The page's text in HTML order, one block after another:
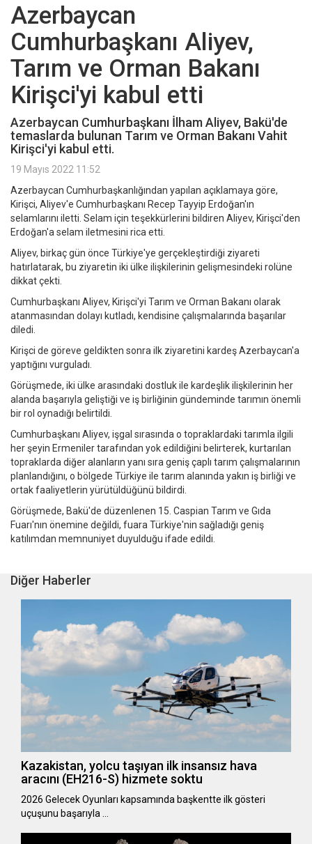
Azerbaycan
Cumhurbaşkanı Aliyev,
Tarım ve Orman Bakanı
Kirişci'yi kabul etti
Azerbaycan Cumhurbaşkanı İlham Aliyev, Bakü'de
temaslarda bulunan Tarım ve Orman Bakanı Vahit
Kirişci'yi kabul etti.
19 Mayıs 2022 11:52
Azerbaycan Cumhurbaşkanlığından yapılan açıklamaya göre,
Kirişci, Aliyev'e Cumhurbaşkanı Recep Tayyip Erdoğan'ın
selamlarını iletti. Selam için teşekkürlerini bildiren Aliyev, Kirişci'den
Erdoğan'a selam iletmesini rica etti.
Aliyev, birkaç gün önce Türkiye'ye gerçekleştirdiği ziyareti
hatırlatarak, bu ziyaretin iki ülke ilişkilerinin gelişmesindeki rolüne
dikkat çekti.
Cumhurbaşkanı Aliyev, Kirişci'yi Tarım ve Orman Bakanı olarak
atanmasından dolayı kutladı, kendisine çalışmalarında başarılar
diledi.
Kirişci de göreve geldikten sonra ilk ziyaretini kardeş Azerbaycan'a
yaptığını vurguladı.
Görüşmede, iki ülke arasındaki dostluk ile kardeşlik ilişkilerinin her
alanda başarıyla geliştiği ve iş birliğinin gündeminde tarımın önemli
bir rol oynadığı belirtildi.
Cumhurbaşkanı Aliyev, işgal sırasında o topraklardaki tarımla ilgili
her şeyin Ermeniler tarafından yok edildiğini belirterek, kurtarılan
topraklarda diğer alanların yanı sıra geniş çaplı tarım çalışmalarının
planlandığını, o bölgede Türkiye ile tarım alanında yakın iş birliği ve
ortak faaliyetlerin yürütüldüğünü bildirdi.
Görüşmede, Bakü'de düzenlenen 15. Caspian Tarım ve Gıda
Fuarı'nın önemine değildi, fuara Türkiye'nin sağladığı geniş
katılımdan memnuniyet duyulduğu ifade edildi.
Diğer Haberler
Kazakistan, yolcu taşıyan ilk insansız hava
aracını (EH216-S) hizmete soktu
2026 Gelecek Oyunları kapsamında başkentte ilk gösteri
uçuşunu başarıyla …